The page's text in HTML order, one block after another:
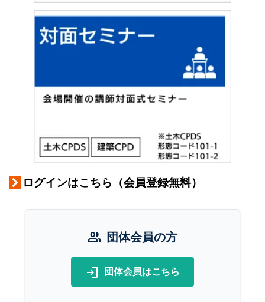
ログインはこちら（会員登録無料）
group 団体会員の方
login 団体会員はこちら